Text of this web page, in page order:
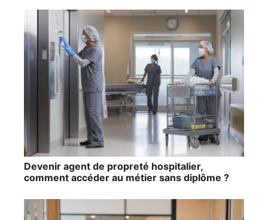
Devenir agent de propreté hospitalier,
comment accéder au métier sans diplôme ?